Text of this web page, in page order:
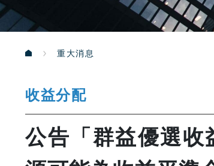
重大消息
收益分配
公告「群益優選收